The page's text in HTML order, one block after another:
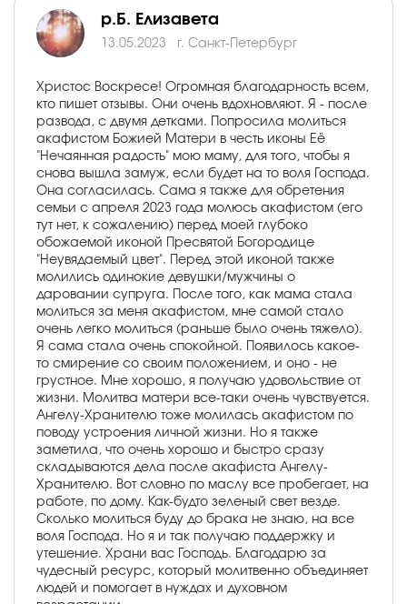
р.Б. Елизавета
13.05.2023 г. Санкт-Петербург
Христос Воскресе! Огромная благодарность всем,
кто пишет отзывы. Они очень вдохновляют. Я - после
развода, с двумя детками. Попросила молиться
акафистом Божией Матери в честь иконы Её
"Нечаянная радость" мою маму, для того, чтобы я
снова вышла замуж, если будет на то воля Господа.
Она согласилась. Сама я также для обретения
семьи с апреля 2023 года молюсь акафистом (его
тут нет, к сожалению) перед моей глубоко
обожаемой иконой Пресвятой Богородице
"Неувядаемый цвет". Перед этой иконой также
молились одинокие девушки/мужчины о
даровании супруга. После того, как мама стала
молиться за меня акафистом, мне самой стало
очень легко молиться (раньше было очень тяжело).
Я сама стала очень спокойной. Появилось какое-
то смирение со своим положением, и оно - не
грустное. Мне хорошо, я получаю удовольствие от
жизни. Молитва матери все-таки очень чувствуется.
Ангелу-Хранителю тоже молилась акафистом по
поводу устроения личной жизни. Но я также
заметила, что очень хорошо и быстро сразу
складываются дела после акафиста Ангелу-
Хранителю. Вот словно по маслу все пробегает, на
работе, по дому. Как-будто зеленый свет везде.
Сколько молиться буду до брака не знаю, на все
воля Господа. Но я и так получаю поддержку и
утешение. Храни вас Господь. Благодарю за
чудесный ресурс, который молитвенно объединяет
людей и помогает в нуждах и духовном